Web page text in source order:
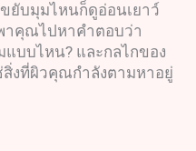
ยับมุมไหนก็ดูอ่อนเยาว์
าคุณไปหาคำตอบว่า
แบบไหน? และกลไกของ
งที่ผิวคุณกำลังตามหาอยู่